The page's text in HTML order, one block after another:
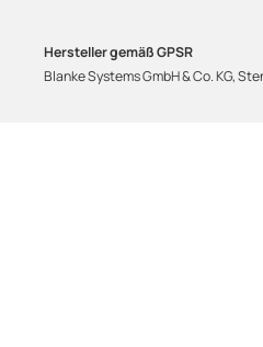
Hersteller gemäß GPSR
Blanke Systems GmbH & Co. KG,